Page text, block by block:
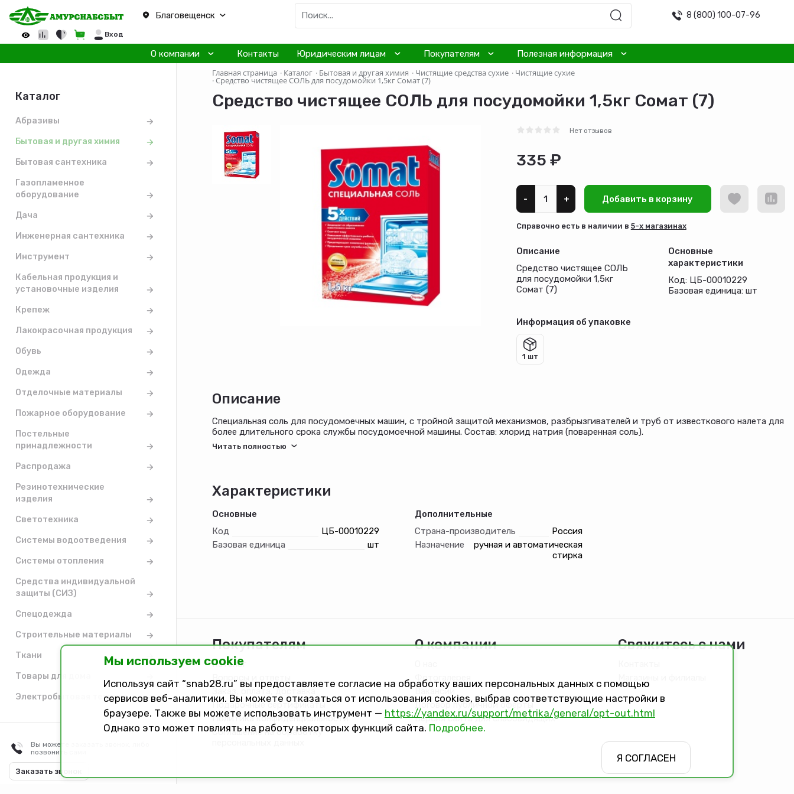
Благовещенск 8 (800) 100-07-96
Вход
О компании Контакты Юридическим лицам Покупателям Полезная информация
Каталог
Абразивы
Бытовая и другая химия
Бытовая сантехника
Газопламенное
оборудование
Дача
Инженерная сантехника
Инструмент
Кабельная продукция и
установочные изделия
Крепеж
Лакокрасочная продукция
Обувь
Одежда
Отделочные материалы
Пожарное оборудование
Постельные
принадлежности
Распродажа
Резинотехнические
изделия
Светотехника
Системы водоотведения
Системы отопления
Средства индивидуальной
защиты (СИЗ)
Спецодежда
Строительные материалы
Ткани
Товары для дома
Электробытовая техника
Вы можете заказать звонок, либо
позвонить сами
Заказать звонок
Главная страница · Каталог · Бытовая и другая химия · Чистящие средства сухие · Чистящие сухие
·Средство чистящее СОЛЬ для посудомойки 1,5кг Сомат (7)
Средство чистящее СОЛЬ для посудомойки 1,5кг Сомат (7)
Нет отзывов
335 ₽
- + Добавить в корзину
Cправочно есть в наличии в 5-х магазинах
Описание
Средство чистящее СОЛЬ
для посудомойки 1,5кг
Сомат (7)
Основные
характеристики
Код: ЦБ-00010229
Базовая единица: шт
Информация об упаковке
1 шт
Описание
Специальная соль для посудомоечных машин, с тройной защитой механизмов, разбрызгивателей и труб от известкового налета для
более длительного срока службы посудомоечной машины. Состав: хлорид натрия (поваренная соль).
Характеристики
Основные
Код
ЦБ-00010229
Базовая единица
шт
Дополнительные
Страна-производитель
Россия
Назначение
ручная и автоматическая
стирка
Покупателям
Каталог
Заказ, оплата, доставка
Подарочные сертификаты
Политика конфиденциальности
Соглашение на обработку
О компании
Фотогалерея
Вакансии
Договор публичной оферты
Версия сайта для слабовидящих
Свяжитесь с нами
Разработано в
Мы используем cookie
Используя сайт “snab28.ru” вы предоставляете согласие на обработку ваших персональных данных с помощью
сервисов веб-аналитики. Вы можете отказаться от использования cookies, выбрав соответствующие настройки в
браузере. Также вы можете использовать инструмент — https://yandex.ru/support/metrika/general/opt-out.html
Однако это может повлиять на работу некоторых функций сайта. Подробнее.
Я СОГЛАСЕН